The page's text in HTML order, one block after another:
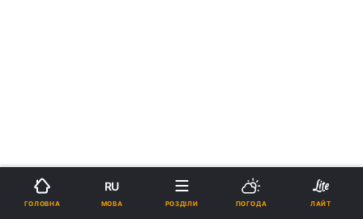
ГОЛОВНА
RU
МОВА РОЗДІЛИ ПОГОДА ЛАЙТ